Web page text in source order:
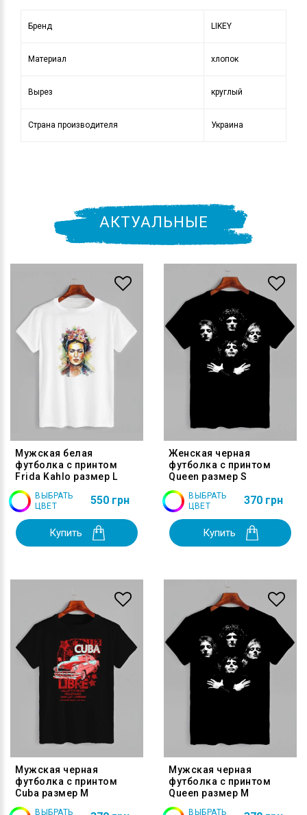
Бренд LIKEY
Материал хлопок
Вырез круглый
Страна производителя Украина
АКТУАЛЬНЫЕ
Мужская белая
футболка с принтом
Frida Kahlo размер L
ВЫБРАТЬ
ЦВЕТ
550 грн
Купить
Женская черная
футболка с принтом
Queen размер S
ВЫБРАТЬ
ЦВЕТ
370 грн
Купить
Мужская черная
футболка с принтом
Cuba размер M
ВЫБРАТЬ
Мужская черная
футболка с принтом
Queen размер M
ВЫБРАТЬ